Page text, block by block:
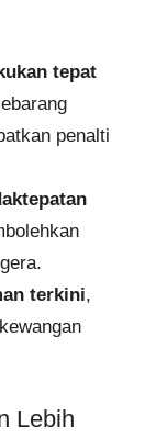
tepat
penalti
terkini,
Lebih